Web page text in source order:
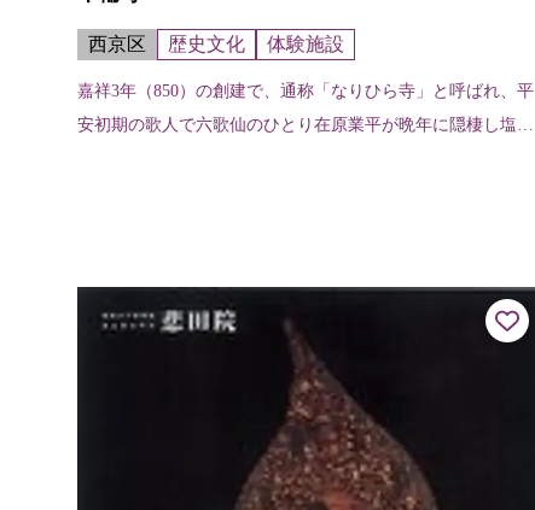
西京区 歴史文化 体験施設
嘉祥3年（850）の創建で、通称「なりひら寺」と呼ばれ、平
安初期の歌人で六歌仙のひとり在原業平が晩年に隠棲し塩焼